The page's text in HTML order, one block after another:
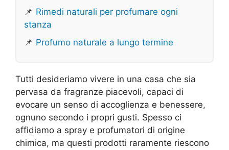
📌 Rimedi naturali per profumare ogni
stanza
📌 Profumo naturale a lungo termine
Tutti desideriamo vivere in una casa che sia
pervasa da fragranze piacevoli, capaci di
evocare un senso di accoglienza e benessere,
ognuno secondo i propri gusti. Spesso ci
affidiamo a spray e profumatori di origine
chimica, ma questi prodotti raramente riescono